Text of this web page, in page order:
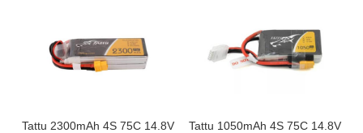
Tattu 2300mAh 4S 75C 14.8V
Tattu 1050mAh 4S 75C 14.8V